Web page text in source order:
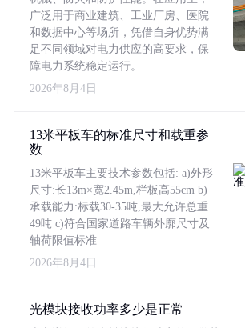
广泛用于商业建筑、工业厂房、医院
和数据中心等场所，凭借自身优势满
足不同领域对电力供应的高要求，保
障电力系统稳定运行。
2026年8月4日
13米平板车的标准尺寸和载重参
数
13米平板车主要技术参数包括: a)外形
尺寸:长13m×宽2.45m,栏板高55cm b)
承载能力:标载30-35吨,最大允许总重
49吨 c)符合国家道路车辆外廓尺寸及
轴荷限值标准
2026年8月4日
光模块接收功率多少是正常